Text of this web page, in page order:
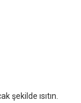
şekilde ısıtın.